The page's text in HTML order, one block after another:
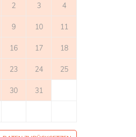
2 3 4
9 10 11
16 17 18
23 24 25
30 31